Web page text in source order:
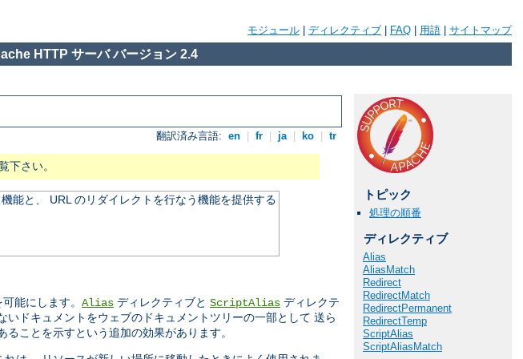
モジュール ディレクティブ FAQ 用語 サイトマップ
HTTP サーバ バージョン 2.4
翻訳済み言語: en fr ja ko tr
下さい。
能と、 URL のリダイレクトを行なう機能を提供する
能にします。 Alias ディレクティブと ScriptAlias ディレクテ
いドキュメントをウェブのドキュメントツリーの一部として 送ら
ことを示すという追加の効果があります。
トピック
処理の順番
ディレクティブ
Alias
AliasMatch
Redirect
RedirectMatch
RedirectPermanent
RedirectTemp
ScriptAlias
ScriptAliasMatch